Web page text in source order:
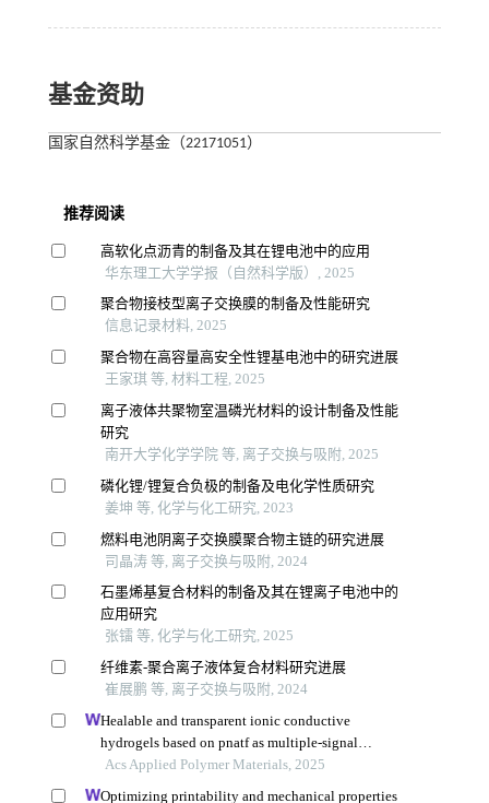
基金资助
国家自然科学基金（22171051）